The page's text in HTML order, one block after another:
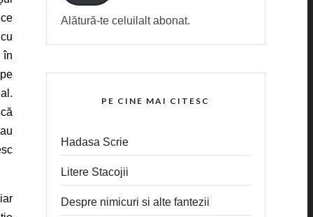
în
Alătură-te celuilalt abonat.
PE CINE MAI CITESC
Hadasa Scrie
Litere Stacojii
Despre nimicuri si alte fantezii